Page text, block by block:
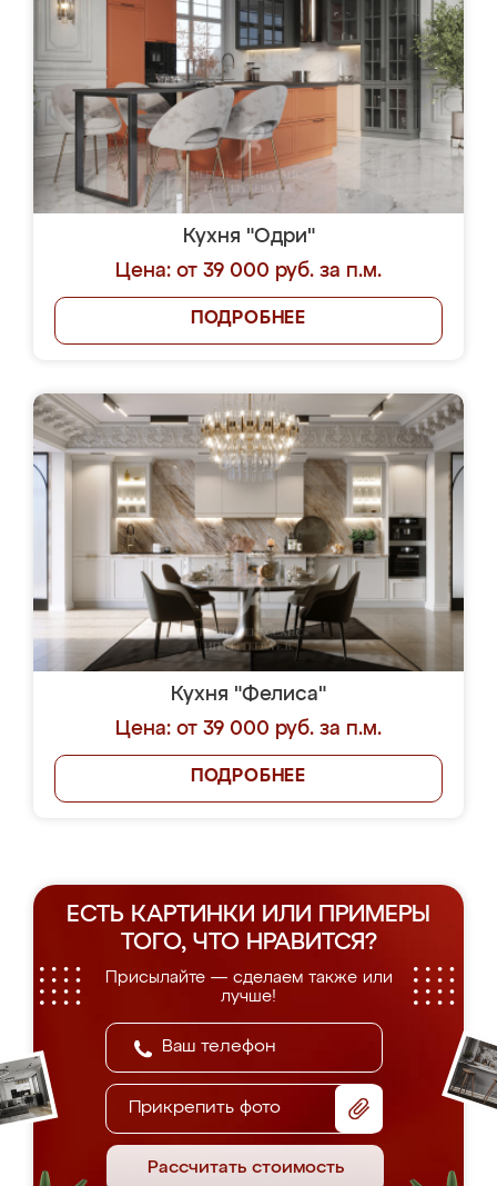
Кухня "Одри"
Цена: от 39 000 руб. за п.м.
ПОДРОБНЕЕ
Кухня "Фелиса"
Цена: от 39 000 руб. за п.м.
ПОДРОБНЕЕ
ЕСТЬ КАРТИНКИ ИЛИ ПРИМЕРЫ
ТОГО, ЧТО НРАВИТСЯ?
Присылайте — сделаем также или
лучше!
Прикрепить фото
Рассчитать стоимость